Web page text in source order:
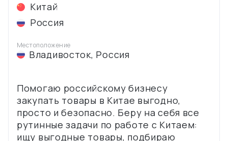
Китай
Россия
Местоположение
Владивосток, Россия
Помогаю российскому бизнесу
закупать товары в Китае выгодно,
просто и безопасно. Беру на себя все
рутинные задачи по работе с Китаем:
ищу выгодные товары, подбираю